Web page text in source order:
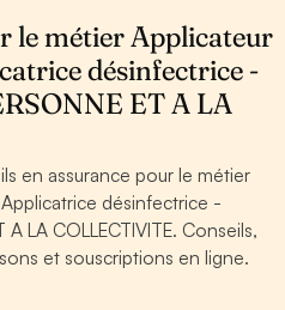
le métier Applicateur
désinfectrice -
ET A LA
en assurance pour le métier
désinfectrice -
A LA COLLECTIVITE. Conseils,
et souscriptions en ligne.